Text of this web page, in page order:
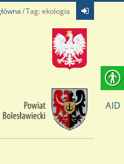
Tag: ekologia
AID